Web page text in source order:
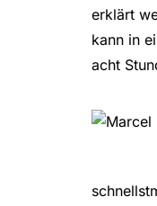
erklärt
kann in
acht